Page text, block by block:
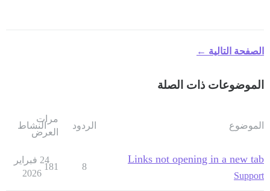
الصفحة التالية ←
الموضوعات ذات الصلة
الموضوع الردود
مرات
العرض
النشاط
Links not opening in a new tab
Support
8
181
24 فبراير
2026